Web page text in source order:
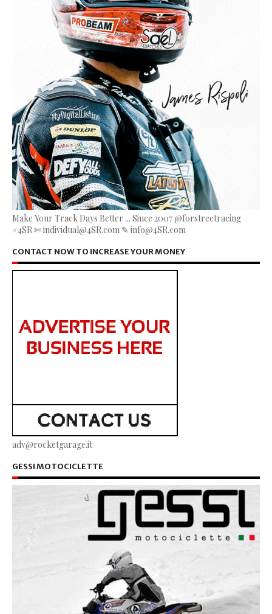
Make Your Track Days Better ... Since 2007 @forstreetracing
#4SR ✄ individual@4SR.com ✎ info@4SR.com
CONTACT NOW TO INCREASE YOUR MONEY
adv@rocketgarage.it
GESSI MOTOCICLETTE